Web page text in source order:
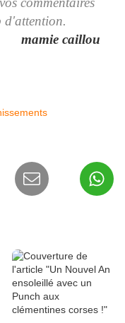
d'attention.
mamie caillou